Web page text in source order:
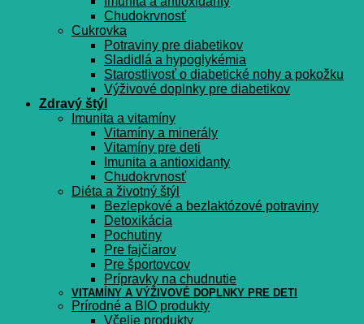
Chudokrvnosť
Cukrovka
Potraviny pre diabetikov
Sladidlá a hypoglykémia
Starostlivosť o diabetické nohy a pokožku
Výživové doplnky pre diabetikov
Zdravý štýl
Imunita a vitamíny
Vitamíny a minerály
Vitamíny pre deti
Imunita a antioxidanty
Chudokrvnosť
Diéta a životný štýl
Bezlepkové a bezlaktózové potraviny
Detoxikácia
Pochutiny
Pre fajčiarov
Pre športovcov
Prípravky na chudnutie
VITAMÍNY A VÝŽIVOVÉ DOPLNKY PRE DETI
Prírodné a BIO produkty
Včelie produkty